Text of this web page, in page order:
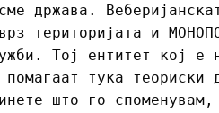
држава.
територијата и
Тој ентитет кој е
тука теориски
што го споменувам,